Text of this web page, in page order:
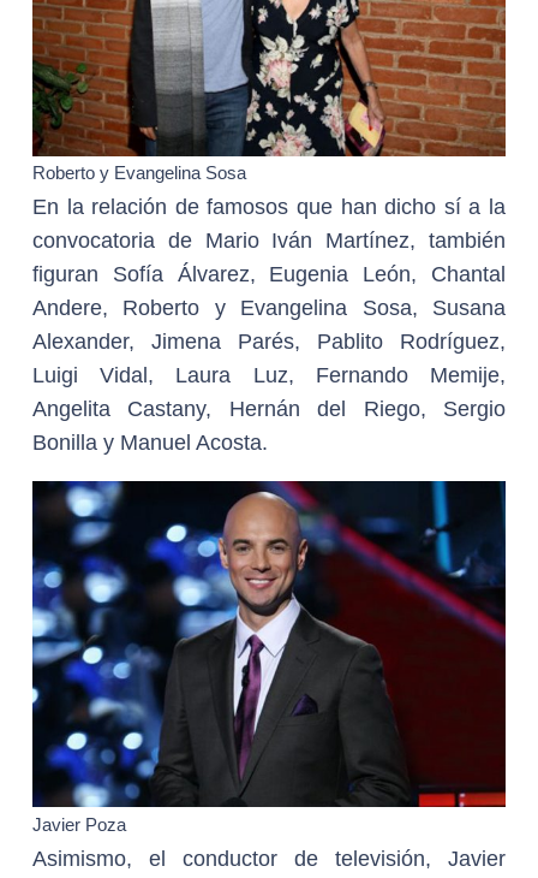
Roberto y Evangelina Sosa
En la relación de famosos que han dicho sí a la
convocatoria de Mario Iván Martínez, también
figuran Sofía Álvarez, Eugenia León, Chantal
Andere, Roberto y Evangelina Sosa, Susana
Alexander, Jimena Parés, Pablito Rodríguez,
Luigi Vidal, Laura Luz, Fernando Memije,
Angelita Castany, Hernán del Riego, Sergio
Bonilla y Manuel Acosta.
Javier Poza
Asimismo, el conductor de televisión, Javier